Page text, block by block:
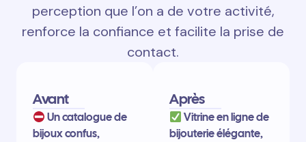
perception que l’on a de votre activité,
renforce la confiance et facilite la prise de
contact.
Avant
Un catalogue de
bijoux confus,
Après
Vitrine en ligne de
bijouterie élégante,